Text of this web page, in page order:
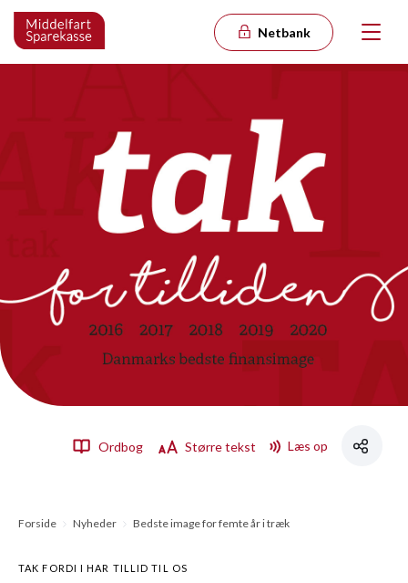
Netbank
Ordbog Større tekst Læs op
Forside Nyheder Bedste image for femte år i træk
TAK FORDI I HAR TILLID TIL OS